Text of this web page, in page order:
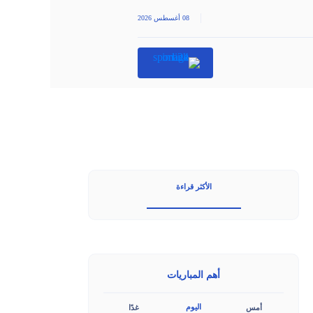
08 أغسطس 2026
الأكثر قراءة
أهم المباريات
أمس اليوم غدًا